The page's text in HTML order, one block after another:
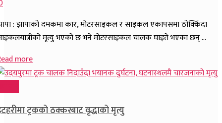
: झापाको दमकमा कार, मोटरसाइकल र साइकल एकापसमा ठोक्किँदा
मृत्यु भएको छ भने मोटरसाइकल चालक घाइते भएका छन् ...
more
ट्रकको ठक्करबाट वृद्धाको मृत्यु